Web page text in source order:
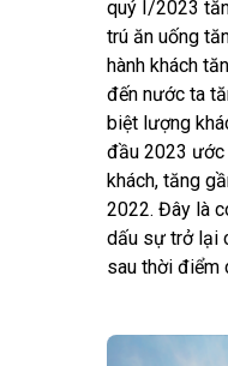
quý I/2023
trú ăn uống
hành khách
đến nước ta
biệt lượng
đầu 2023
khách, tăng
2022. Đây là
dấu sự trở lại
sau thời điểm